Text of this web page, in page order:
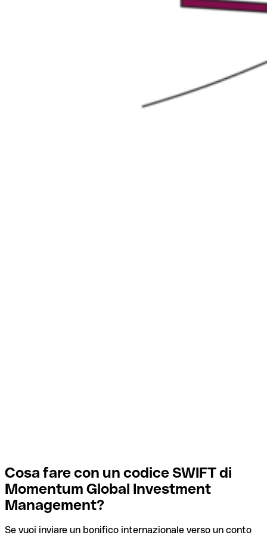
Cosa fare con un codice SWIFT di
Momentum Global Investment
Management?
Se vuoi inviare un bonifico internazionale verso un conto